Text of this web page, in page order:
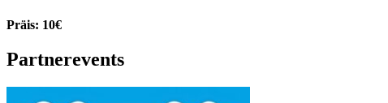
Präis: 10€
Partnerevents